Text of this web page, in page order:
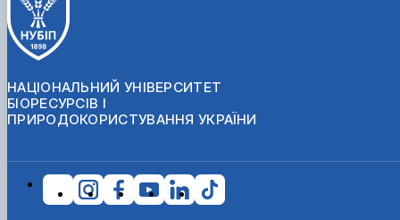
НАЦІОНАЛЬНИЙ УНІВЕРСИТЕТ
БІОРЕСУРСІВ І
ПРИРОДОКОРИСТУВАННЯ УКРАЇНИ